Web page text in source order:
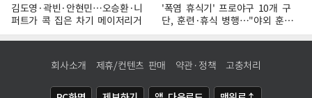
김도영·곽빈·안현민…오승환·니
퍼트가 콕 집은 차기 메이저리거
'폭염 휴식기' 프로야구 10개 구
단, 훈련·휴식 병행…"야외 훈련
해도 안전 최우선"
회사소개 제휴/컨텐츠 판매 약관·정책 고충처리